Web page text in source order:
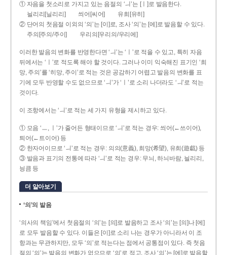
① 자음을 첫소리로 가지고 있는 음절의 ‘ㅢ’는 [ㅣ]로 발음한다.
늴리리[닐리리]
씌어[씨어]
유희[유히]
② 단어의 첫음절 이외의 ‘의’는 [이]로, 조사 ‘의’는 [에]로 발음할 수 있다.
주의[주의/주이]
우리의[우리의/우리에]
이러한 발음의 변화를 반영한다면 ‘ㅢ’는 ‘ㅣ’로 적을 수 있고, 특히 자음
뒤에서는 ‘ㅣ’로 적도록 해야 할 것이다. 그러나 이미 익숙해진 표기인 ‘희
망, 주의’를 ‘히망, 주이’로 적는 것은 공감하기 어렵고 발음의 변화를 표
기에 모두 반영할 수도 없으므로 ‘ㅢ’가 ‘ㅣ’로 소리 나더라도 ‘ㅢ’로 적는
것이다.
이 조항에서는 ‘ㅢ’로 적는 세 가지 유형을 제시하고 있다.
① 모음 ‘ㅡ, ㅣ’가 줄어든 형태이므로 ‘ㅢ’로 적는 경우: 씌어(←쓰이어),
틔어(←트이어) 등
② 한자어이므로 ‘ㅢ’로 적는 경우: 의의(意義), 희망(希望), 유희(遊戱) 등
③ 발음과 표기의 전통에 따라 ‘ㅢ’로 적는 경우: 무늬, 하늬바람, 늴리리,
닁큼 등
더 알아보기
‘의’의 발음
‘의사의 책임’에서 첫음절의 ‘의’는 [의]로 발음하고 조사 ‘의’는 [의]나 [에]
로 모두 발음할 수 있다. 이들은 [이]로 소리 나는 경우가 아니라서 이 조
항과는 무관하지만, 모두 ‘의’로 적는다는 점에서 공통점이 있다. 즉 첫음
절의 ‘의’는 발음의 변화가 없으므로 ‘의’로 적고, 조사 ‘의’는 [에]로 발음할